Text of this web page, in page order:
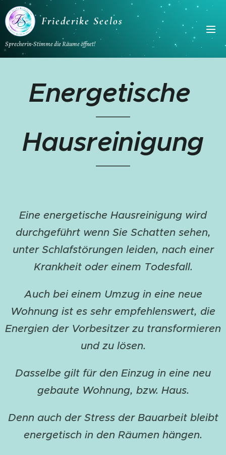
Friederike Seelos
Sprecherin-Stimme die Räume öffnet!
Energetische
Hausreinigung
Eine energetische Hausreinigung wird
durchgeführt wenn Sie Schatten sehen,
unter Schlafstörungen leiden, nach einer
Krankheit oder einem Todesfall.
Auch bei einem Umzug in eine neue
Wohnung ist es sehr empfehlenswert, die
Energien der Vorbesitzer zu transformieren
und zu lösen.
Dasselbe gilt für den Einzug in eine neu
gebaute Wohnung, bzw. Haus.
Denn auch der Stress der Bauarbeit bleibt
energetisch in den Räumen hängen.